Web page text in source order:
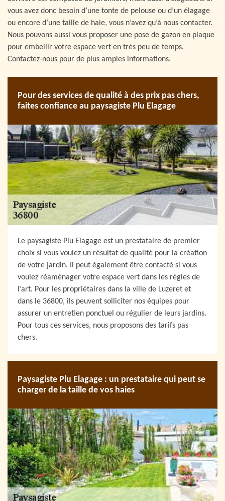
vous avez donc besoin d’une tonte de pelouse ou d’un élagage
ou encore d’une taille de haie, vous n’avez qu’à nous contacter.
Nous pouvons aussi vous proposer une pose de gazon en plaque
pour embellir votre espace vert en très peu de temps.
Contactez-nous pour de plus amples informations.
Pour des services de qualité à des prix pas chers,
faites confiance au paysagiste Plu Elagage
Le paysagiste Plu Elagage est un prestataire de premier
choix si vous voulez un résultat de qualité pour la création
de votre jardin. Il peut également être contacté si vous
voulez réaménager votre espace vert dans les règles de
l’art. Pour les propriétaires dans la ville de Luzeret et
dans le 36800, ils peuvent solliciter nos équipes pour
assurer un entretien ponctuel ou régulier de leurs jardins.
Pour tous ces services, nous proposons des tarifs pas
chers.
Paysagiste Plu Elagage : un prestataire qui peut se
charger de la taille de vos haies